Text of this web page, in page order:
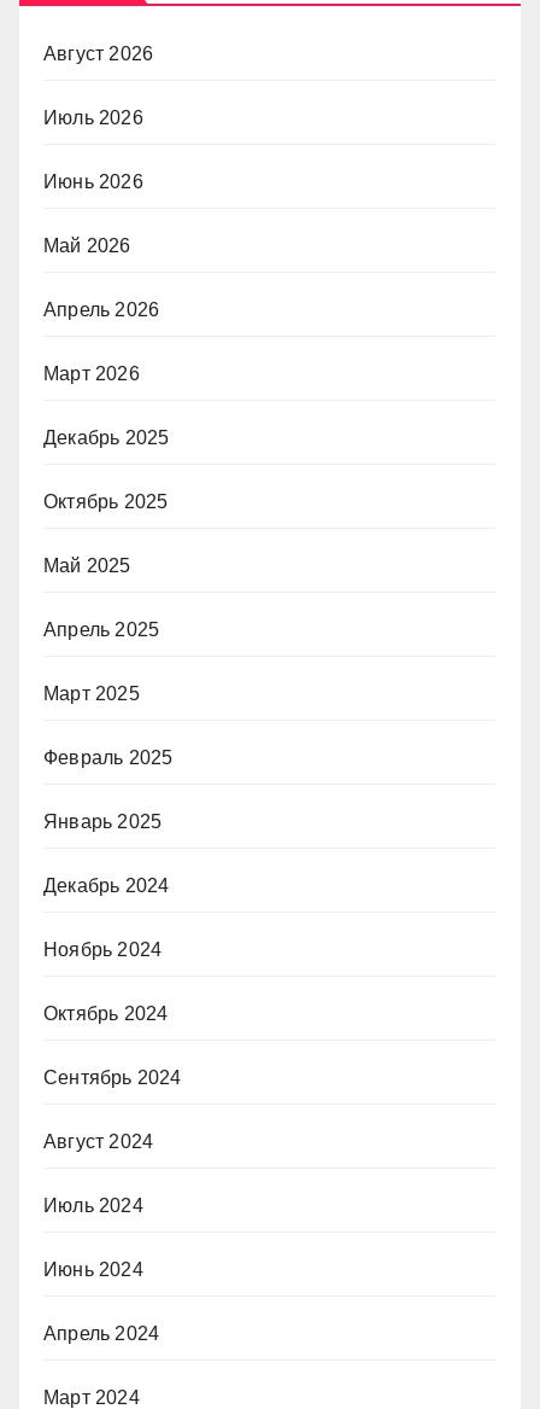
Август 2026
Июль 2026
Июнь 2026
Май 2026
Апрель 2026
Март 2026
Декабрь 2025
Октябрь 2025
Май 2025
Апрель 2025
Март 2025
Февраль 2025
Январь 2025
Декабрь 2024
Ноябрь 2024
Октябрь 2024
Сентябрь 2024
Август 2024
Июль 2024
Июнь 2024
Апрель 2024
Март 2024